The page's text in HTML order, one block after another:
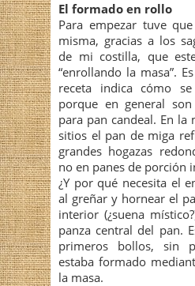
El formado en rollo
Para empezar tuve
misma, gracias a los
de mi costilla, que
“enrollando la masa”.
receta indica cómo
porque en general son
para pan candeal. En la
sitios el pan de miga
grandes hogazas
no en panes de porción
¿Y por qué necesita el
al greñar y hornear el
interior (¿suena
panza central del pan.
primeros bollos, sin
estaba formado
la masa.